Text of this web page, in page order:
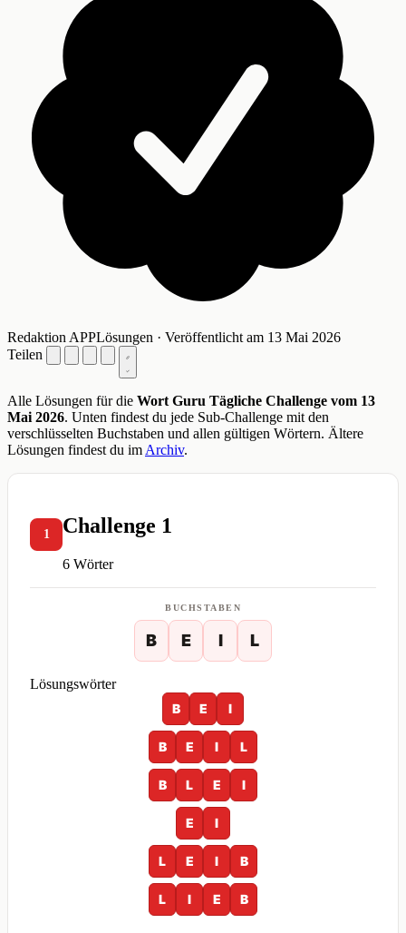
Redaktion APPLösungen · Veröffentlicht am 13 Mai 2026
Teilen
Alle Lösungen für die Wort Guru Tägliche Challenge vom 13
Mai 2026. Unten findest du jede Sub-Challenge mit den
verschlüsselten Buchstaben und allen gültigen Wörtern. Ältere
Lösungen findest du imArchiv.
1 Challenge 1
6 Wörter
BUCHSTABEN
B E I L
Lösungswörter
B
E I
B E I L
B L E I
E I
L E I B
L I E B